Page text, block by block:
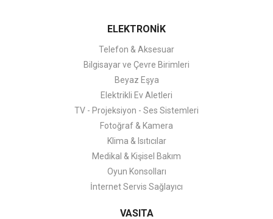
ELEKTRONİK
Telefon & Aksesuar
Bilgisayar ve Çevre Birimleri
Beyaz Eşya
Elektrikli Ev Aletleri
TV - Projeksiyon - Ses Sistemleri
Fotoğraf & Kamera
Klima & Isıtıcılar
Medikal & Kişisel Bakım
Oyun Konsolları
İnternet Servis Sağlayıcı
VASITA